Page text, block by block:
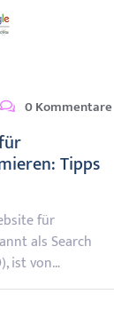
0 Kommentare
Tipps
für
als Search
ist von…